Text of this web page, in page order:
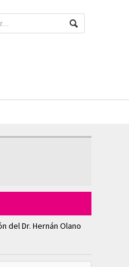
del Dr. Hernán Olano